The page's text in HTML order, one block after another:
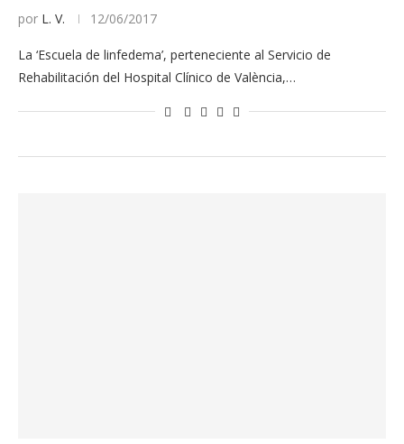
por L. V. 12/06/2017
La ‘Escuela de linfedema’, perteneciente al Servicio de
Rehabilitación del Hospital Clínico de València,…